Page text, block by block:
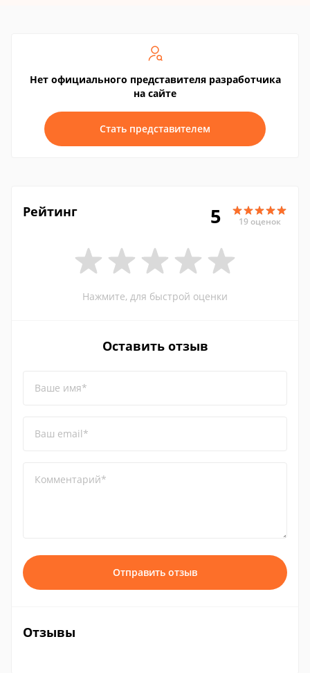
Нет официального представителя разработчика
на сайте
Стать представителем
Рейтинг 5 19 оценок
Нажмите, для быстрой оценки
Оставить отзыв
Ваше имя*
Ваш email*
Комментарий*
Отправить отзыв
Отзывы